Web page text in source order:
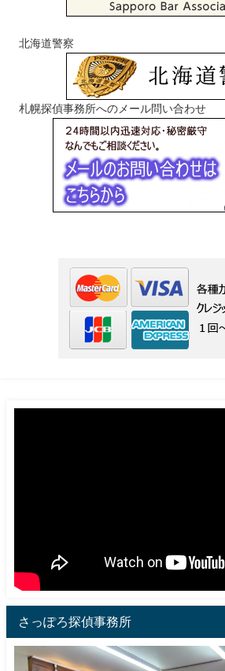
北海道警察
札幌探偵事務所へのメール問い合わせ
さっぽろ探偵事務所